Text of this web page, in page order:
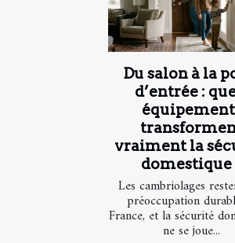
Du salon à la
d’entrée :
vraiment la
domestique
Les cambriolages
préoccupation
France, et la sécurité
ne se joue...